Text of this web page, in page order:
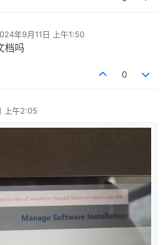
年9月11日 上午1:50
编辑
档吗
0
上午2:05